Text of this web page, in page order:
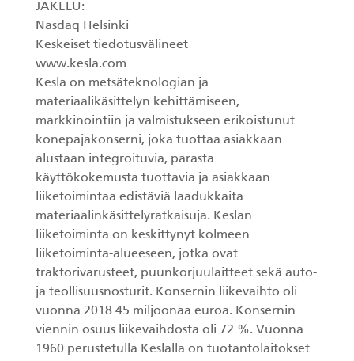
JAKELU:
Nasdaq Helsinki
Keskeiset tiedotusvälineet
www.kesla.com
Kesla on metsäteknologian ja
materiaalikäsittelyn kehittämiseen,
markkinointiin ja valmistukseen erikoistunut
konepajakonserni, joka tuottaa asiakkaan
alustaan integroituvia, parasta
käyttökokemusta tuottavia ja asiakkaan
liiketoimintaa edistäviä laadukkaita
materiaalinkäsittelyratkaisuja. Keslan
liiketoiminta on keskittynyt kolmeen
liiketoiminta-alueeseen, jotka ovat
traktorivarusteet, puunkorjuulaitteet sekä auto-
ja teollisuusnosturit. Konsernin liikevaihto oli
vuonna 2018 45 miljoonaa euroa. Konsernin
viennin osuus liikevaihdosta oli 72 %. Vuonna
1960 perustetulla Keslalla on tuotantolaitokset